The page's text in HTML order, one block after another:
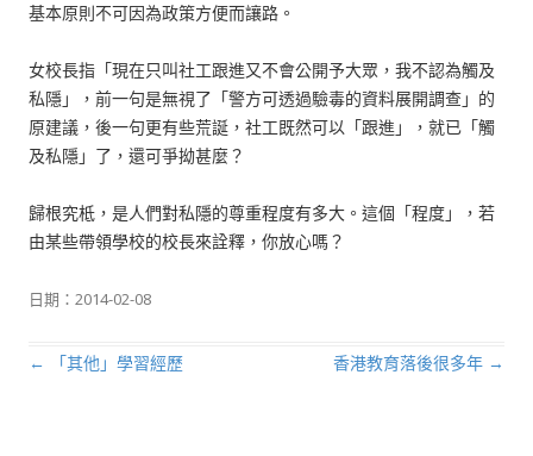
基本原則不可因為政策方便而讓路。
女校長指「現在只叫社工跟進又不會公開予大眾，我不認為觸及
私隱」，前一句是無視了「警方可透過驗毒的資料展開調查」的
原建議，後一句更有些荒誕，社工既然可以「跟進」，就已「觸
及私隱」了，還可爭拗甚麼？
歸根究柢，是人們對私隱的尊重程度有多大。這個「程度」，若
由某些帶領學校的校長來詮釋，你放心嗎？
日期： 2014-02-08
文章導航列
← 「其他」學習經歷 香港教育落後很多年 →